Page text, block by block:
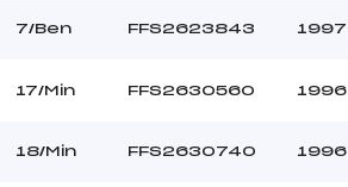
7/Ben FFS2623843 1997
17/Min FFS2630560 1996
18/Min FFS2630740 1996